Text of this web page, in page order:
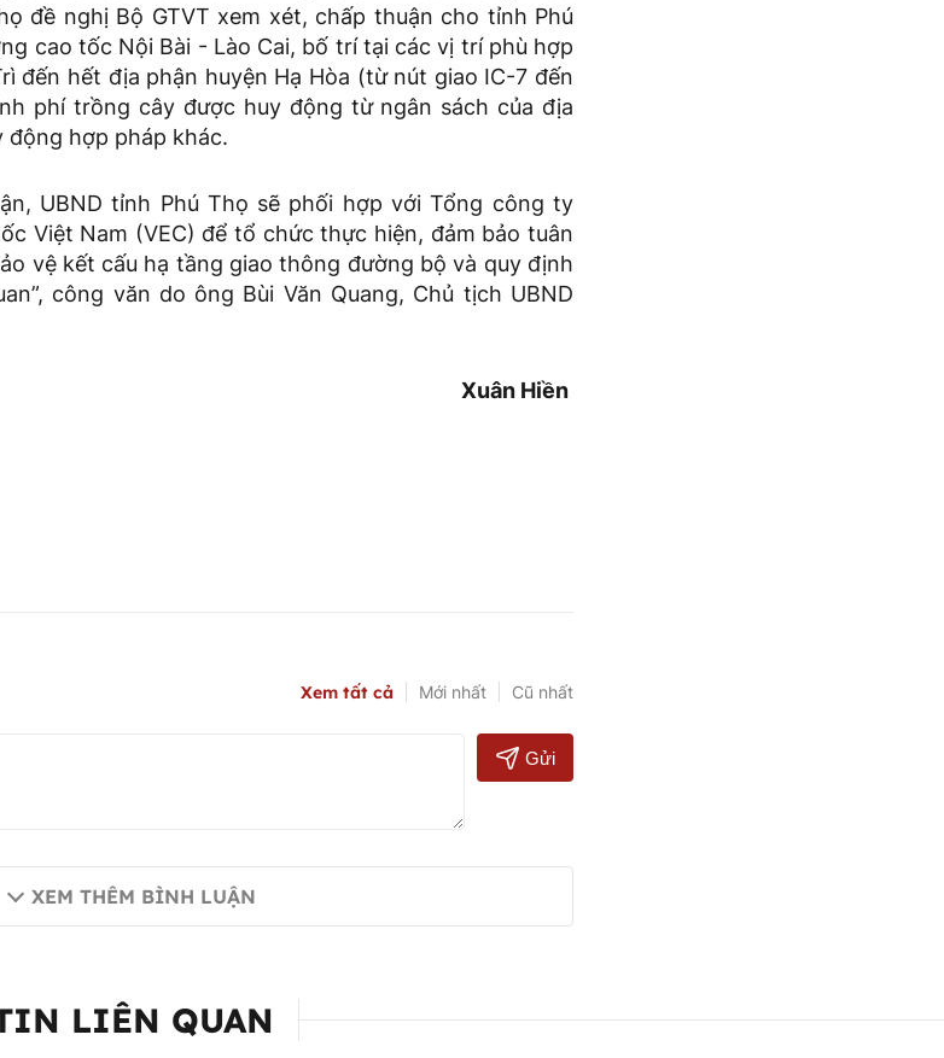
đề nghị Bộ GTVT xem xét, chấp thuận cho tỉnh Phú
cao tốc Nội Bài - Lào Cai, bố trí tại các vị trí phù hợp
đến hết địa phận huyện Hạ Hòa (từ nút giao IC-7 đến
phí trồng cây được huy động từ ngân sách của địa
động hợp pháp khác.
UBND tỉnh Phú Thọ sẽ phối hợp với Tổng công ty
Việt Nam (VEC) để tổ chức thực hiện, đảm bảo tuân
vệ kết cấu hạ tầng giao thông đường bộ và quy định
công văn do ông Bùi Văn Quang, Chủ tịch UBND
Xuân Hiền
Xem tất cả Mới nhất Cũ nhất
Gửi
XEM THÊM BÌNH LUẬN
LIÊN QUAN